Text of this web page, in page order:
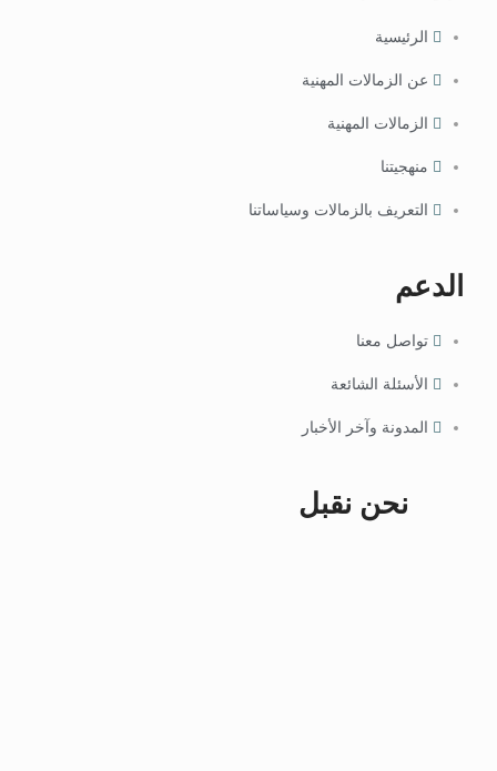
الرئيسية
عن الزمالات المهنية
الزمالات المهنية
منهجيتنا
التعريف بالزمالات وسياساتنا
الدعم
تواصل معنا
الأسئلة الشائعة
المدونة وآخر الأخبار
نحن نقبل